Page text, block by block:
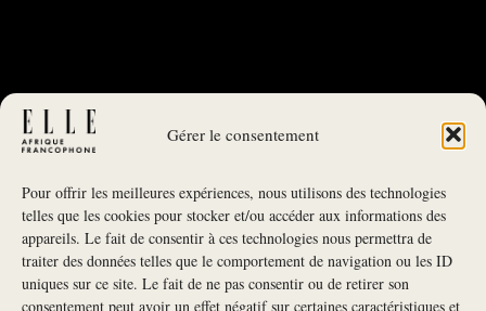
Gérer le consentement
Pour offrir les meilleures expériences, nous utilisons des technologies
telles que les cookies pour stocker et/ou accéder aux informations des
appareils. Le fait de consentir à ces technologies nous permettra de
traiter des données telles que le comportement de navigation ou les ID
uniques sur ce site. Le fait de ne pas consentir ou de retirer son
consentement peut avoir un effet négatif sur certaines caractéristiques et
NEWSLETTER